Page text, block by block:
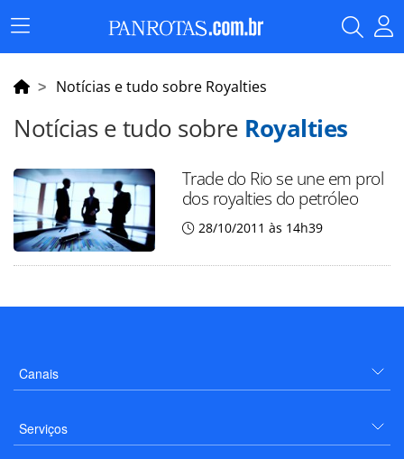
Menu
Principal
Notícias e tudo sobre Royalties
Notícias e tudo sobre Royalties
Trade do Rio se une em prol
dos royalties do petróleo
28/10/2011 às 14h39
Canais
Serviços